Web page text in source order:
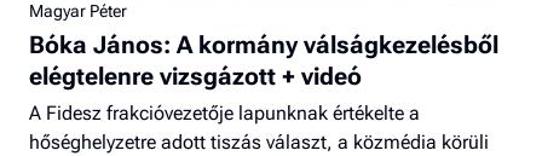
Magyar Péter
Bóka János: A kormány válságkezelésből
elégtelenre vizsgázott + videó
A Fidesz frakcióvezetője lapunknak értékelte a
hőséghelyzetre adott tiszás választ, a közmédia körüli